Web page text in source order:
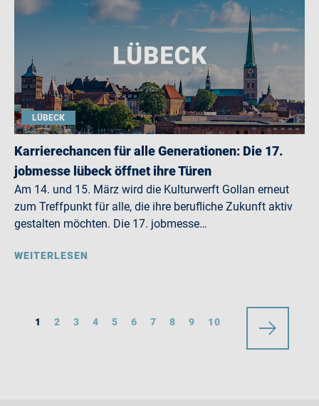
LÜBECK
Karrierechancen für alle Generationen: Die 17.
jobmesse lübeck öffnet ihre Türen
Am 14. und 15. März wird die Kulturwerft Gollan erneut
zum Treffpunkt für alle, die ihre berufliche Zukunft aktiv
gestalten möchten. Die 17. jobmesse…
WEITERLESEN
1 2 3 4 5 6 7 8 9 10